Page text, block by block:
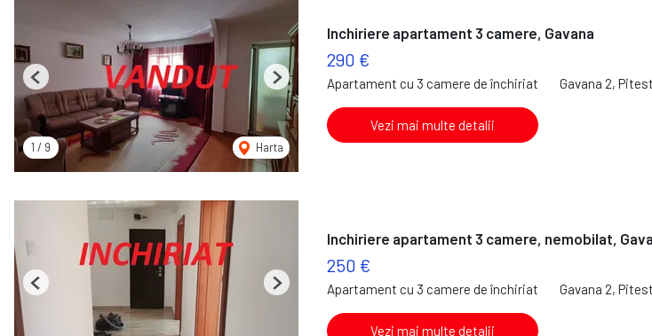
1 / 9 Harta
Previous Next
Inchiriere apartament 3 camere, Gavana
290 €
Apartament cu 3 camere de închiriat Gavana 2,
Vezi mai multe detalii
Previous Next
Inchiriere apartament 3 camere, nemobilat,
250 €
Apartament cu 3 camere de închiriat Gavana 2,
Vezi mai multe detalii